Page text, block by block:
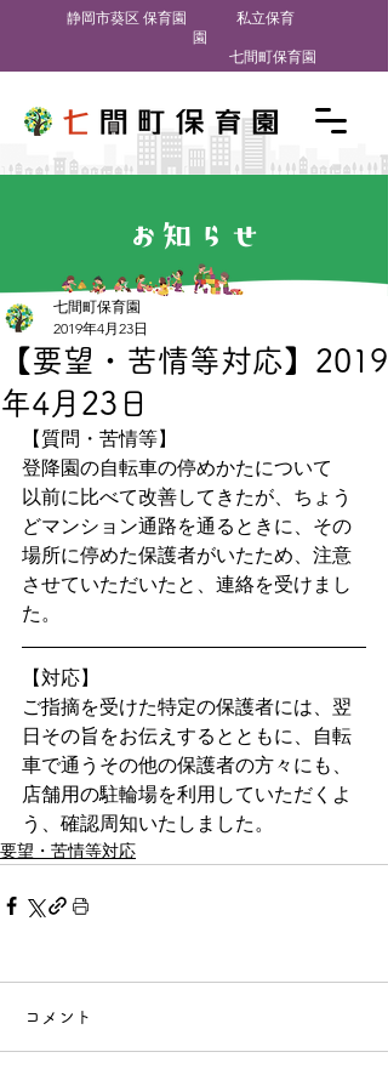
私立保育
園
七間町保育園
​静岡市葵区 保育園
お知らせ
【要望・苦情等対応】2019
年4月23日
七間町保育園
2019年4月23日
【質問・苦情等】
登降園の自転車の停めかたについて
以前に比べて改善してきたが、ちょう
どマンション通路を通るときに、その
場所に停めた保護者がいたため、注意
させていただいたと、連絡を受けまし
た。
【対応】
ご指摘を受けた特定の保護者には、翌
日その旨をお伝えするとともに、自転
車で通うその他の保護者の方々にも、
店舗用の駐輪場を利用していただくよ
う、確認周知いたしました。
要望・苦情等対応
コメント